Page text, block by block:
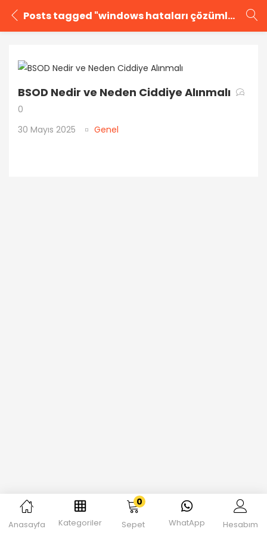
Posts tagged "windows hataları çözümleri"
GIRIŞ YAP KAYIT OL
Kullanıcı adınızı ve şifrenizi girin.
Anasayfa Kategoriler
0
Sepet WhatApp Hesabım
BSOD Nedir ve Neden Ciddiye Alınmalı
0
30 Mayıs 2025
Genel